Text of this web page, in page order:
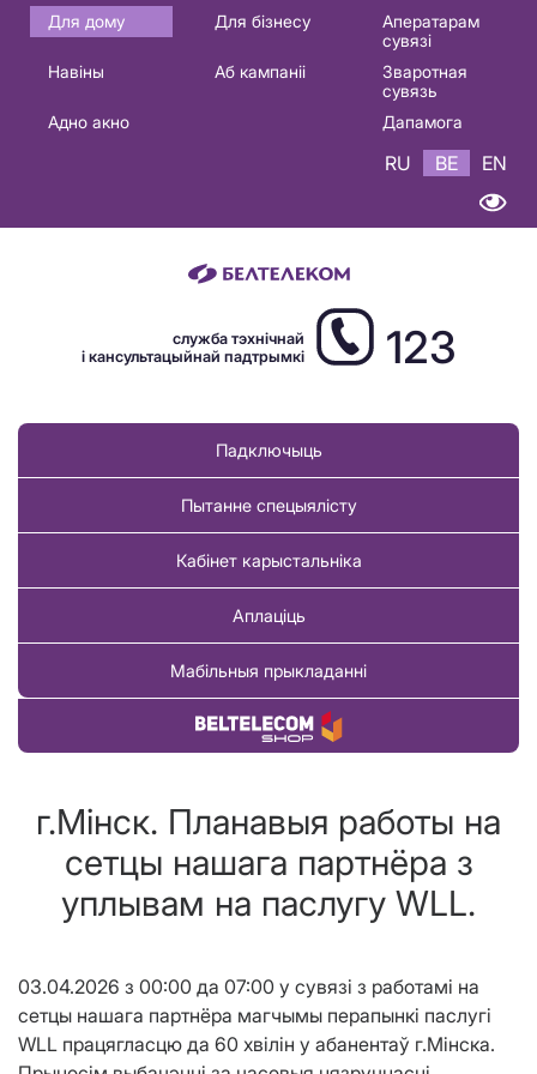
Основная
навигация
Для дому Для бізнесу
Аператарам
сувязі
Навіны
Аб кампаніі
Зваротная
сувязь
Адно акно
Дапамога
RU BE EN
служба тэхнічнай
і кансультацыйнай падтрымкі
123
Падключыць
Пытанне спецыялісту
Кабінет карыстальніка
Аплаціць
Мабільныя прыкладанні
Купіць тавар
г.Мінск. Планавыя работы на
сетцы нашага партнёра з
уплывам на паслугу WLL.
03.04.2026 з 00:00 да 07:00 у сувязі з работамi на
сетцы нашага партнёра магчымы перапынкi паслугі
WLL працягласцю да 60 хвілін у абанентаў г.Мінска.